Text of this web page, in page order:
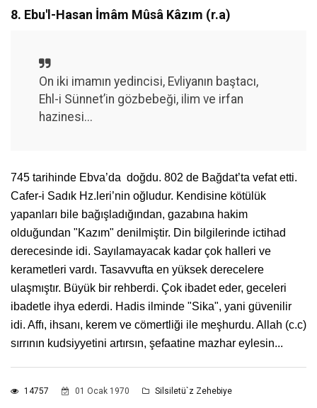
8. Ebu'l-Hasan İmâm Mûsâ Kâzım (r.a)
On iki imamın yedincisi, Evliyanın baştacı,
Ehl-i Sünnet’in gözbebeği, ilim ve irfan
hazinesi...
745 tarihinde Ebva’da doğdu. 802 de Bağdat’ta vefat etti.
Cafer-i Sadık Hz.leri’nin oğludur. Kendisine kötülük
yapanları bile bağışladığından, gazabına hakim
olduğundan "Kazım" denilmiştir. Din bilgilerinde ictihad
derecesinde idi. Sayılamayacak kadar çok halleri ve
kerametleri vardı. Tasavvufta en yüksek derecelere
ulaşmıştır. Büyük bir rehberdi. Çok ibadet eder, geceleri
ibadetle ihya ederdi. Hadis ilminde "Sika", yani güvenilir
idi. Affı, ihsanı, kerem ve cömertliği ile meşhurdu. Allah (c.c)
sırrının kudsiyyetini artırsın, şefaatine mazhar eylesin...
14757 01 Ocak 1970 Silsiletü`z Zehebiye